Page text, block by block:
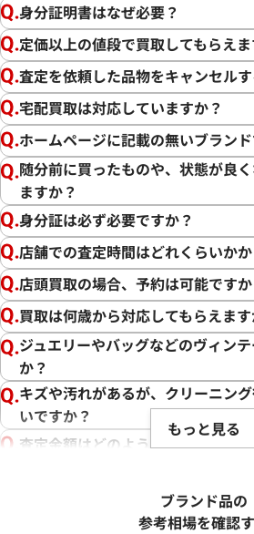
身分証明書はなぜ必要？
定価以上の値段で買取してもらえま
査定を依頼した品物をキャンセル
宅配買取は対応していますか？
ホームページに記載の無いブラン
随分前に買ったものや、状態が良
ますか？
身分証は必ず必要ですか？
店舗での査定時間はどれくらいか
店頭買取の場合、予約は可能ですか
買取は何歳から対応してもらえます
ジュエリーやバッグなどのヴィン
か？
キズや汚れがあるが、クリーニン
いですか？
査定金額はどのように決まりますか
売却するか悩んでいるのですが、
もっと見る
ブランド品の
参考相場を確認